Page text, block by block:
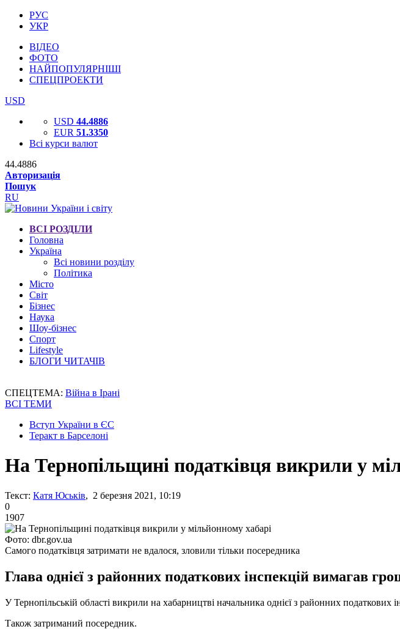
РУС
УКР
ВІДЕО
ФОТО
НАЙПОПУЛЯРНІШІ
СПЕЦПРОЕКТИ
USD
USD 44.4886
EUR 51.3350
Всі курси валют
44.4886
Авторизація
Пошук
RU
ВСІ РОЗДІЛИ
Головна
Україна
Всі новини розділу
Політика
Місто
Світ
Бізнес
Наука
Шоу-бізнес
Спорт
Lifestyle
БЛОГИ ЧИТАЧІВ
СПЕЦТЕМА: Війна в Ірані
ВСІ ТЕМИ
Вступ України в ЄС
Теракт в Барселоні
На Тернопільщині податківця викрили у
Текст: Катя Юськів, 2 березня 2021, 10:19
0
1907
Фото: dbr.gov.ua
Самого податківця затримати не вдалося, зловили тільки посередника
Глава однієї з районних податкових інспекцій вимагав
У Тернопільській області викрили на хабарництві начальника однієї з районних податкових
Також затриманий посередник.